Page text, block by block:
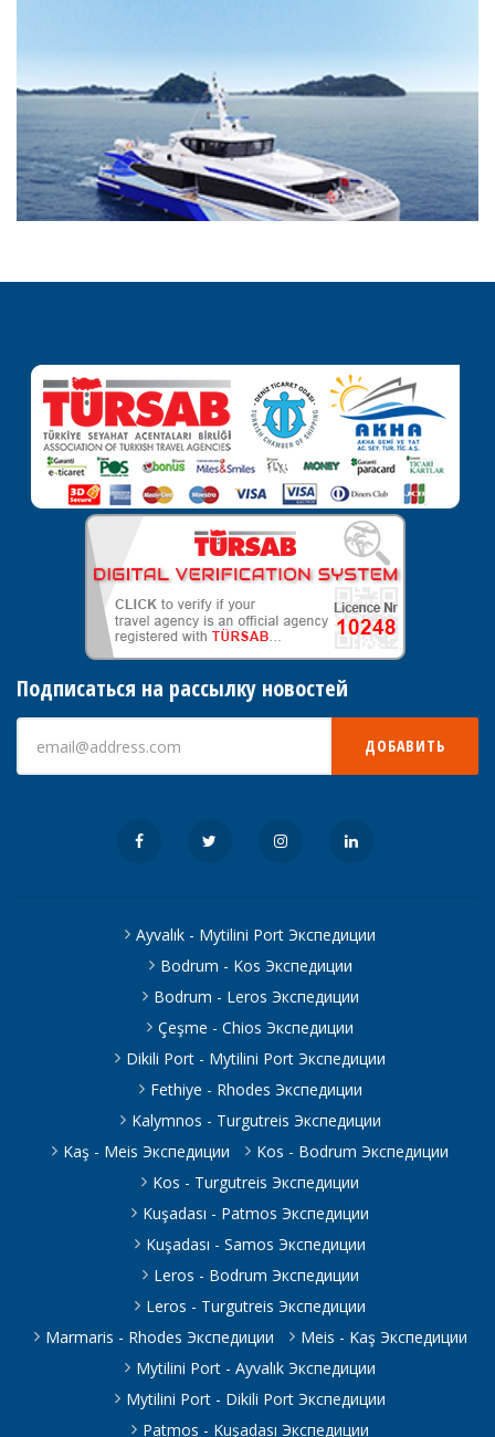
Подписаться на рассылку новостей
ДОБАВИТЬ
Ayvalık - Mytilini Port Экспедиции
Bodrum - Kos Экспедиции
Bodrum - Leros Экспедиции
Çeşme - Chios Экспедиции
Dikili Port - Mytilini Port Экспедиции
Fethiye - Rhodes Экспедиции
Kalymnos - Turgutreis Экспедиции
Kaş - Meis Экспедиции
Kos - Bodrum Экспедиции
Kos - Turgutreis Экспедиции
Kuşadası - Patmos Экспедиции
Kuşadası - Samos Экспедиции
Leros - Bodrum Экспедиции
Leros - Turgutreis Экспедиции
Marmaris - Rhodes Экспедиции
Meis - Kaş Экспедиции
Mytilini Port - Ayvalık Экспедиции
Mytilini Port - Dikili Port Экспедиции
Patmos - Kuşadası Экспедиции